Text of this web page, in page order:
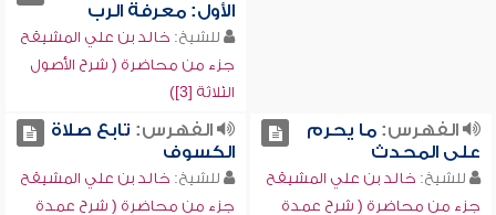
الأول: معرفة الرب
للشيخ: خالد بن علي المشيقح
جزء من محاضرة ( شرح الأصول
الثلاثة [3])
الفهرس:ما يحرم
على المحدث
للشيخ: خالد بن علي المشيقح
جزء من محاضرة ( شرح عمدة
الفهرس: تابع صلاة
الكسوف
للشيخ: خالد بن علي المشيقح
جزء من محاضرة ( شرح عمدة